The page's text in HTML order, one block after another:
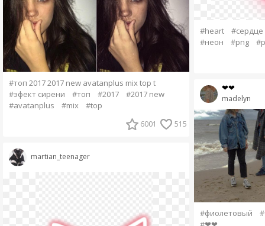
#топ 2017 2017 new avatanplus mix top t
#эфект сирени
#топ #2017
#2017 new
#avatanplus
#mix #top
6001 515
martian_teenager
#heart
#сердце
#неон
#png
madelyn
❤❤
#фиолетовый